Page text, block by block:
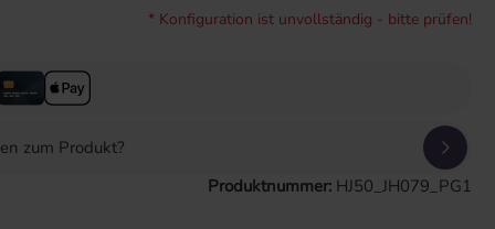
* Konfiguration ist unvollständig - bitte prüfen!
zum Produkt?
Produktnummer: HJ50_JH079_PG1